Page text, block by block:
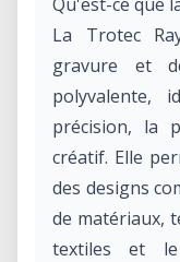
La Trotec
gravure et
polyvalente,
précision, la
créatif. Elle
des designs
de matériaux,
textiles et